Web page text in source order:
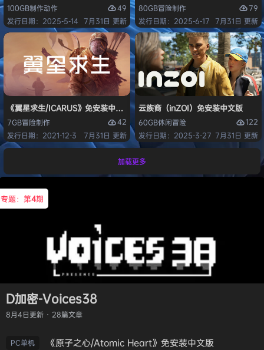
100GB制作动作
49
发行日期：2025-5-14
7月31日 更新
80GB冒险制作
79
发行日期：2025-6-17
7月31日 更新
《翼星求生/ICARUS》免安装中文版
7GB冒险制作
42
发行日期：2021-12-3
7月31日 更新
云族裔（inZOI）免安装中文版
60GB休闲冒险
122
发行日期：2025-3-27 7月31日 更新
加载更多
专题：第4期
D加密-Voices38
8月4日更新 · 28篇文章
PC单机 《原子之心/Atomic Heart》免安装中文版